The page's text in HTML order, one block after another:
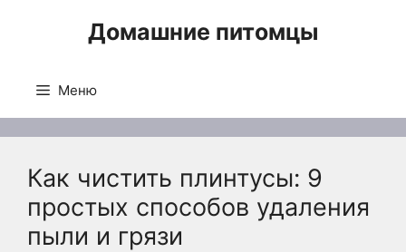
Домашние питомцы
Меню
Как чистить плинтусы: 9
простых способов удаления
пыли и грязи